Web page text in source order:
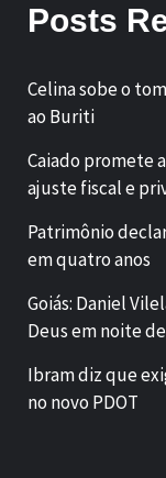
Posts
Celina sobe o
ao Buriti
Caiado promete
ajuste fiscal e
Patrimônio
em quatro anos
Goiás: Daniel
Deus em noite
Ibram diz que
no novo PDOT